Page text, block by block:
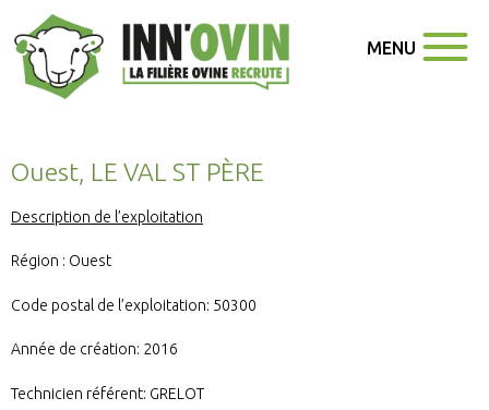
MENU
Ouest, LE VAL ST PÈRE
Description de l’exploitation
Région : Ouest
Code postal de l’exploitation: 50300
Année de création: 2016
Technicien référent: GRELOT